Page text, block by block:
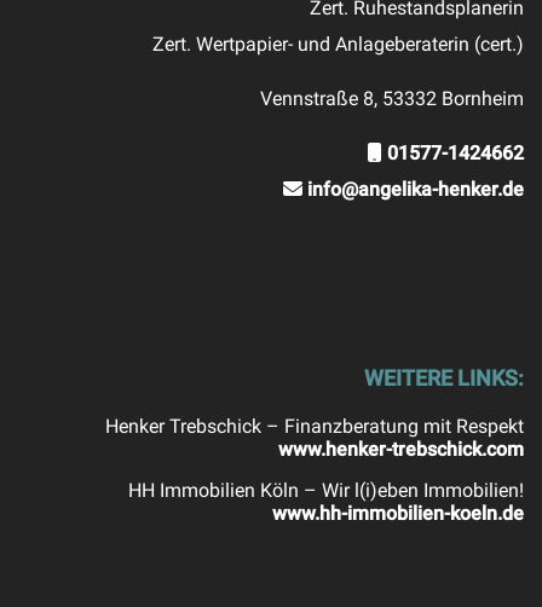
Zert. Ruhestandsplanerin
Zert. Wertpapier- und Anlageberaterin (cert.)
Vennstraße 8, 53332 Bornheim
01577-1424662
info@angelika-henker.de
WEITERE LINKS:
Henker Trebschick – Finanzberatung mit Respekt
www.henker-trebschick.com
HH Immobilien Köln – Wir l(i)eben Immobilien!
www.hh-immobilien-koeln.de